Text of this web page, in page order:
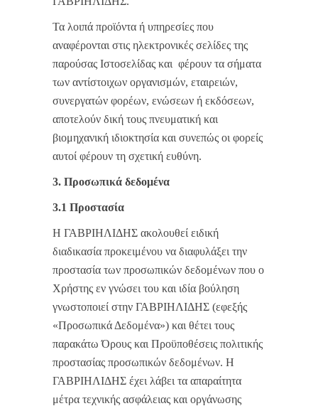
Τα λοιπά προϊόντα ή υπηρεσίες που
αναφέρονται στις ηλεκτρονικές σελίδες της
παρούσας Ιστοσελίδας και φέρουν τα σήματα
των αντίστοιχων οργανισμών, εταιρειών,
συνεργατών φορέων, ενώσεων ή εκδόσεων,
αποτελούν δική τους πνευματική και
βιομηχανική ιδιοκτησία και συνεπώς οι φορείς
αυτοί φέρουν τη σχετική ευθύνη.
3. Προσωπικά δεδομένα
3.1 Προστασία
Η ΓΑΒΡΙΗΛΙΔΗΣ ακολουθεί ειδική
διαδικασία προκειμένου να διαφυλάξει την
προστασία των προσωπικών δεδομένων που ο
Χρήστης εν γνώσει του και ιδία βούληση
γνωστοποιεί στην ΓΑΒΡΙΗΛΙΔΗΣ (εφεξής
«Προσωπικά Δεδομένα») και θέτει τους
παρακάτω Όρους και Προϋποθέσεις πολιτικής
προστασίας προσωπικών δεδομένων. Η
ΓΑΒΡΙΗΛΙΔΗΣ έχει λάβει τα απαραίτητα
μέτρα τεχνικής ασφάλειας και οργάνωσης